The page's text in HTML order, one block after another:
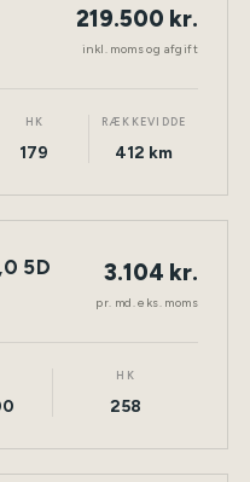
ELEKTRISK TØNDER
219.500 kr.
inkl. moms og afgift
HK
179
RÆKKEVIDDE
412 km
DIESEL TØNDER
5D 3.104 kr.
pr. md. eks. moms
HK
258